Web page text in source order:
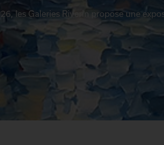
les Galeries Riverin propose une